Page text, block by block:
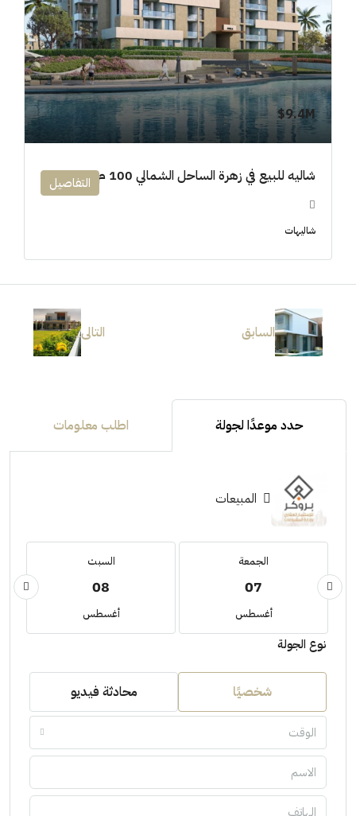
9.4M$
شاليه للبيع في زهرة الساحل الشمالي 100 م
شاليهات
التفاصيل
السابق التالى
حدد موعدًا لجولة اطلب معلومات
المبيعات
الجمعة
07
أغسطس
السبت
08
أغسطس
نوع الجولة
شخصيًا محادثة فيديو
الوقت